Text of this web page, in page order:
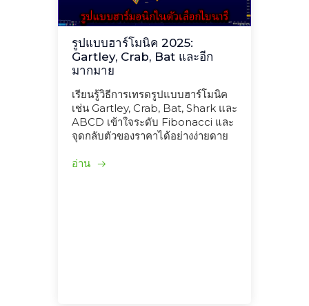
รูปแบบฮาร์โมนิค 2025:
Gartley, Crab, Bat และอีก
มากมาย
เรียนรู้วิธีการเทรดรูปแบบฮาร์โมนิค
เช่น Gartley, Crab, Bat, Shark และ
ABCD เข้าใจระดับ Fibonacci และ
จุดกลับตัวของราคาได้อย่างง่ายดาย
อ่าน